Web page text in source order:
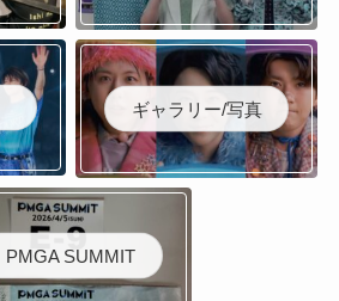
ギャラリー/写真
PMGA SUMMIT